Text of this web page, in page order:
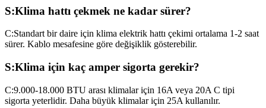
S:Klima hattı çekmek ne kadar sürer?
C:Standart bir daire için klima elektrik hattı çekimi ortalama 1-2 saat
sürer. Kablo mesafesine göre değişiklik gösterebilir.
S:Klima için kaç amper sigorta gerekir?
C:9.000-18.000 BTU arası klimalar için 16A veya 20A C tipi
sigorta yeterlidir. Daha büyük klimalar için 25A kullanılır.